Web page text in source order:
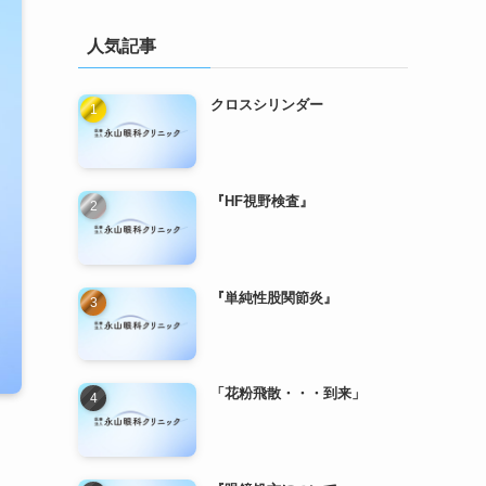
人気記事
クロスシリンダー
『HF視野検査』
『単純性股関節炎』
「花粉飛散・・・到来」